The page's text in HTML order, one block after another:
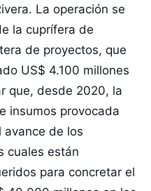
La operación se
la cuprífera de
de proyectos, que
US$ 4.100 millones
que, desde 2020, la
insumos provocada
avance de los
cuales están
para concretar el